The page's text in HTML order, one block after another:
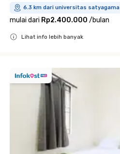
6.3 km dari universitas satyagama
mulai dari Rp2.400.000 /bulan
Lihat info lebih banyak